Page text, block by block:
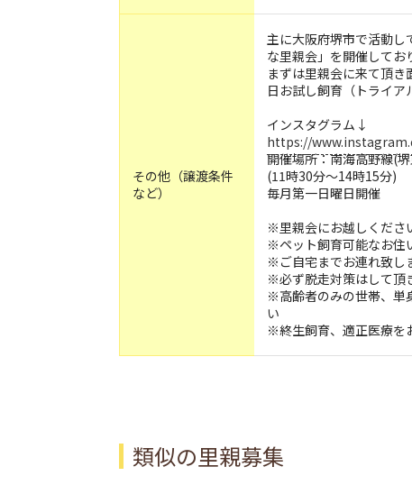
その他（譲渡条件
など）
主に大阪府堺市で活動し
な里親会」を開催してお
まずは里親会に来て頂
日お試し飼育（トライア
インスタグラム↓
https://
開催場所：南海高野線(
(11時30分〜14時15分)
毎月第一日曜日開催
※里親会にお越しくださ
※ペット飼育可能なお住
※ご自宅までお連れ致し
※必ず脱走対策はして頂
※高齢者のみの世帯、単
い
※終生飼育、適正医療を
類似の里親募集